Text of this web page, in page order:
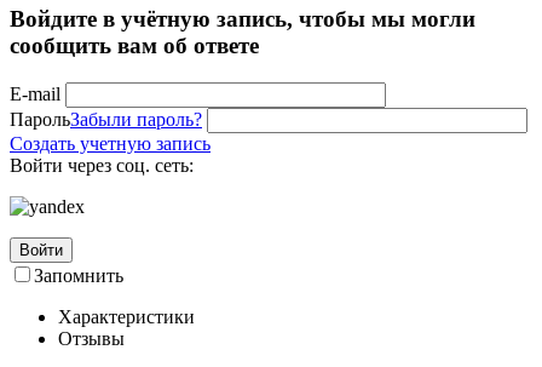
Войдите в учётную запись, чтобы мы могли
сообщить вам об ответе
E-mail
ПарольЗабыли пароль?
Создать учетную запись
Войти через соц. сеть:
Войти
Запомнить
Характеристики
Отзывы